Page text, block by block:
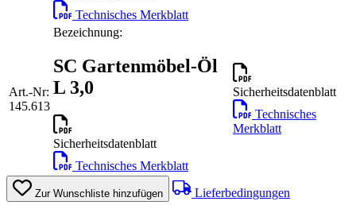
Technisches Merkblatt
Art.-Nr:
145.613
Bezeichnung:
SC Gartenmöbel-Öl
L 3,0
Sicherheitsdatenblatt
Technisches Merkblatt
Sicherheitsdatenblatt
Technisches
Merkblatt
Zur Wunschliste hinzufügen Lieferbedingungen